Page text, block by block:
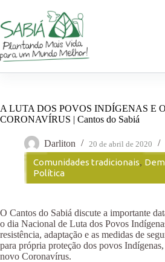
o
conteúdo
A LUTA DOS POVOS INDÍGENAS E O
CORONAVÍRUS | Cantos do Sabiá
Darliton 20 de abril de 2020
Comunidades tradicionais,
Política
O Cantos do Sabiá discute a importante
o dia Nacional de Luta dos Povos
resistência, adaptação e as medidas de
para própria proteção dos povos
novo Coronavírus.